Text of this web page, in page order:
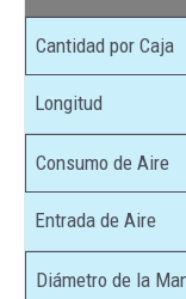
Cantidad por Caja
Longitud
Consumo de Aire
Entrada de Aire
Diámetro de la